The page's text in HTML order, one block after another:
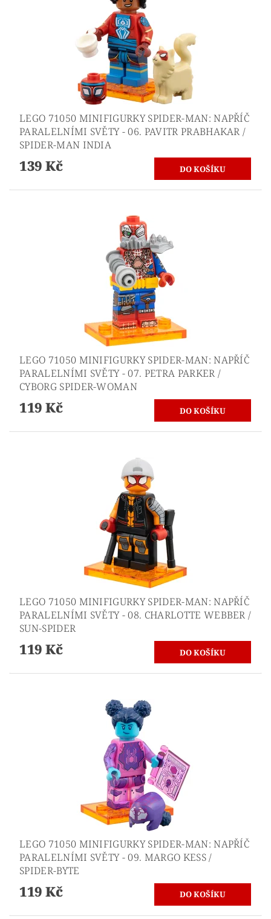
LEGO 71050 MINIFIGURKY SPIDER-MAN: NAPŘÍČ
PARALELNÍMI SVĚTY - 06. PAVITR PRABHAKAR /
SPIDER-MAN INDIA
139 Kč
LEGO 71050 MINIFIGURKY SPIDER-MAN: NAPŘÍČ
PARALELNÍMI SVĚTY - 07. PETRA PARKER /
CYBORG SPIDER-WOMAN
119 Kč
LEGO 71050 MINIFIGURKY SPIDER-MAN: NAPŘÍČ
PARALELNÍMI SVĚTY - 08. CHARLOTTE WEBBER /
SUN-SPIDER
119 Kč
LEGO 71050 MINIFIGURKY SPIDER-MAN: NAPŘÍČ
PARALELNÍMI SVĚTY - 09. MARGO KESS /
SPIDER-BYTE
119 Kč